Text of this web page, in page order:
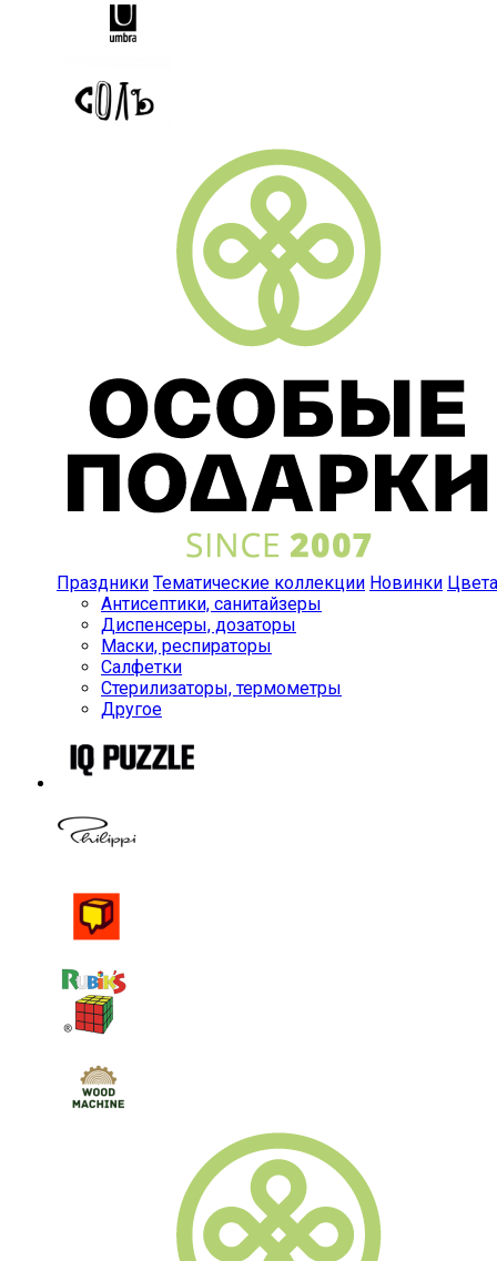
Праздники Тематические коллекции Новинки Цвета
Антисептики, санитайзеры
Диспенсеры, дозаторы
Маски, респираторы
Салфетки
Стерилизаторы, термометры
Другое